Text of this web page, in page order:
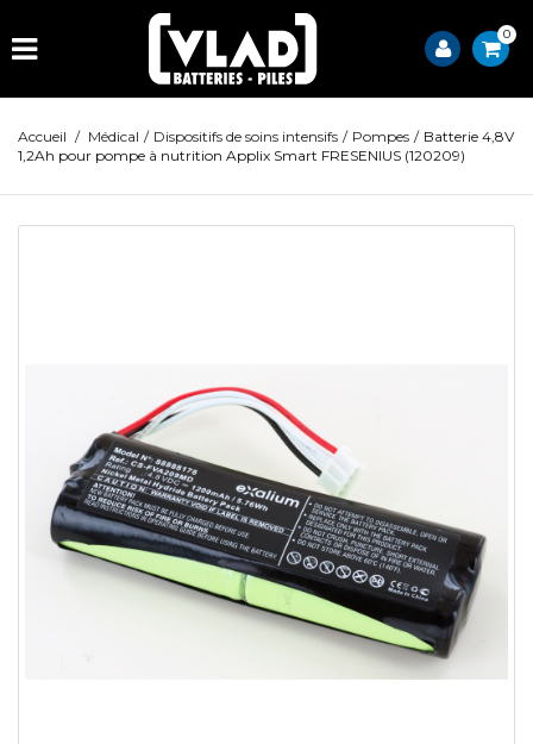
0
Accueil / Médical / Dispositifs de soins intensifs / Pompes / Batterie 4,8V
1,2Ah pour pompe à nutrition Applix Smart FRESENIUS (120209)